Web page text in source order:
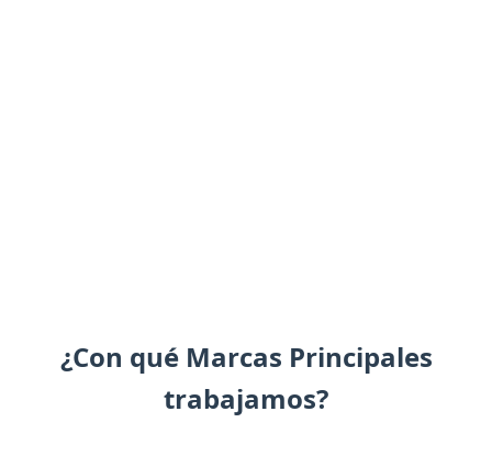
¿Con qué Marcas Principales
trabajamos?